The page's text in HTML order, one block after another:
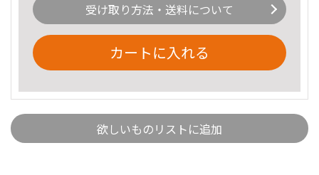
受け取り方法・送料について
カートに入れる
欲しいものリストに追加